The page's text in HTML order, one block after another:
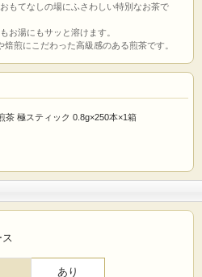
もてなしの場にふさわしい特別なお茶で
お湯にもサッと溶けます。
煎にこだわった高級感のある煎茶です。
茶 極スティック 0.8g×250本×1箱
ス
あり